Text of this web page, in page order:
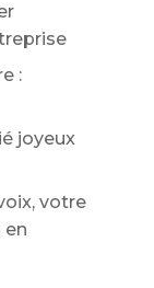
:
joyeux
votre
en